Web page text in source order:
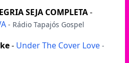
SEJA COMPLETA-
- Rádio Tapajós Gospel
- Under The Cover Love -